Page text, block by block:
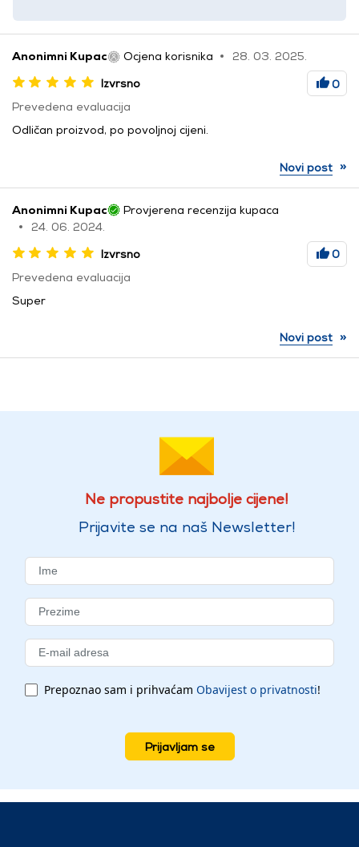
Anonimni Kupac Ocjena korisnika
28. 03. 2025.
Izvrsno
0
Prevedena evaluacija
Odličan proizvod, po povoljnoj cijeni.
Novi post »
Anonimni Kupac
Provjerena recenzija kupaca
24. 06. 2024.
Izvrsno
0
Prevedena evaluacija
Super
Novi post »
Ne propustite najbolje cijene!
Prijavite se na naš Newsletter!
Prepoznao sam i prihvaćam Obavijest o privatnosti!
Prijavljam se